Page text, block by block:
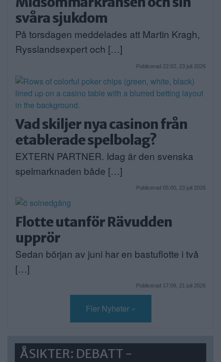
svåra sjukdom
På torsdagen meddelades att Martin Kragh,
Rysslandsexpert och […]
Publicerad 22:02, 23 juli 2026
Vad skiljer nya casinon från
etablerade spelbolag?
EXTERN PARTNER. Idag är den svenska
spelmarknaden både […]
Publicerad 05:00, 23 juli 2026
Flotte utanför Rävudden
upprör
Sedan början av juni har en bastuflotte i två
[…]
Publicerad 17:09, 21 juli 2026
Fler Nyheter »
ÅSIKTER: DEBATT -